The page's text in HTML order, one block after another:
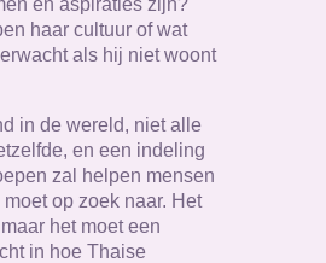
haar cultuur of wat
als hij niet woont
in de wereld, niet alle
en een indeling
zal helpen mensen
op zoek naar. Het
het moet een
in hoe Thaise